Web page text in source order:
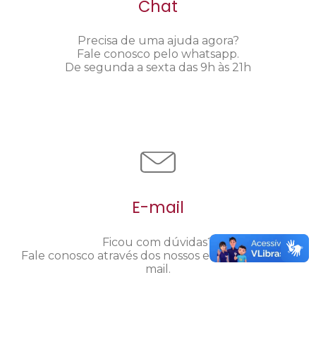
Chat
Precisa de uma ajuda agora?
Fale conosco pelo whatsapp.
De segunda a sexta das 9h às 21h
E-mail
Ficou com dúvidas?
Fale conosco através dos nossos endereços de e-
mail.